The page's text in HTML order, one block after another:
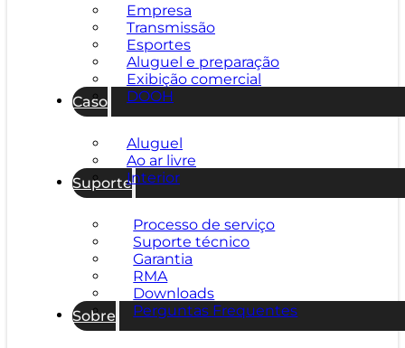
Empresa
Transmissão
Esportes
Aluguel e preparação
Exibição comercial
DOOH
Caso
Aluguel
Ao ar livre
Interior
Suporte
Processo de serviço
Suporte técnico
Garantia
RMA
Downloads
Perguntas Frequentes
Sobre